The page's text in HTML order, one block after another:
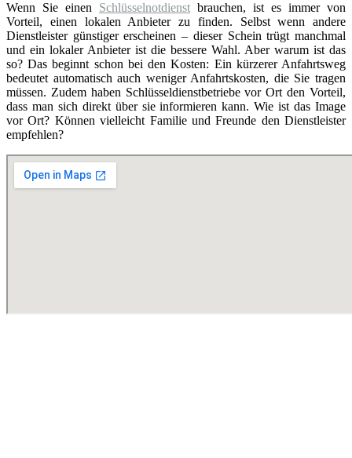
Wenn Sie einen Schlüsselnotdienst brauchen, ist es immer von
Vorteil, einen lokalen Anbieter zu finden. Selbst wenn andere
Dienstleister günstiger erscheinen – dieser Schein trügt manchmal
und ein lokaler Anbieter ist die bessere Wahl. Aber warum ist das
so? Das beginnt schon bei den Kosten: Ein kürzerer Anfahrtsweg
bedeutet automatisch auch weniger Anfahrtskosten, die Sie tragen
müssen. Zudem haben Schlüsseldienstbetriebe vor Ort den Vorteil,
dass man sich direkt über sie informieren kann. Wie ist das Image
vor Ort? Können vielleicht Familie und Freunde den Dienstleister
empfehlen?